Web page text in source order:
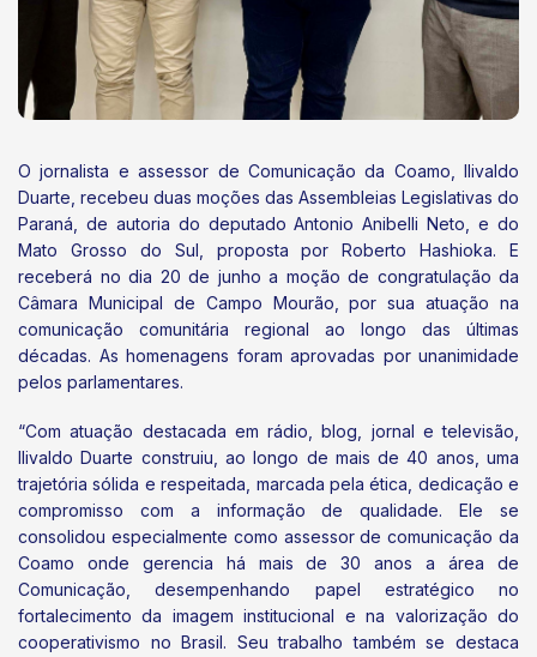
O jornalista e assessor de Comunicação da Coamo, Ilivaldo
Duarte, recebeu duas moções das Assembleias Legislativas do
Paraná, de autoria do deputado Antonio Anibelli Neto, e do
Mato Grosso do Sul, proposta por Roberto Hashioka. E
receberá no dia 20 de junho a moção de congratulação da
Câmara Municipal de Campo Mourão, por sua atuação na
comunicação comunitária regional ao longo das últimas
décadas. As homenagens foram aprovadas por unanimidade
pelos parlamentares.
“Com atuação destacada em rádio, blog, jornal e televisão,
Ilivaldo Duarte construiu, ao longo de mais de 40 anos, uma
trajetória sólida e respeitada, marcada pela ética, dedicação e
compromisso com a informação de qualidade. Ele se
consolidou especialmente como assessor de comunicação da
Coamo onde gerencia há mais de 30 anos a área de
Comunicação, desempenhando papel estratégico no
fortalecimento da imagem institucional e na valorização do
cooperativismo no Brasil. Seu trabalho também se destaca